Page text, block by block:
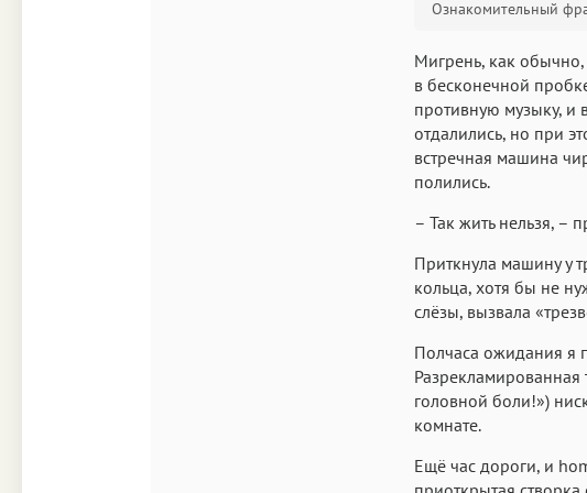
Ознакомительный
Мигрень, как обычно,
в бесконечной
противную музыку, и
отдалились, но при
встречная машина
полились.
– Так жить нельзя, –
Приткнула машину у
кольца, хотя бы не
слёзы, вызвала
Полчаса ожидания я
Разрекламированная
головной боли!»)
комнате.
Ещё час дороги, и